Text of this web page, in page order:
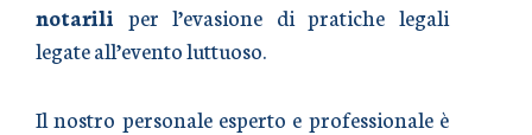
notarili per l’evasione di pratiche legali
legate all’evento luttuoso.
Il nostro personale esperto e professionale è